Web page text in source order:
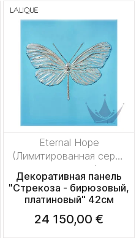
Eternal Hope
(Лимитированная серия
на 50 пред.)
Декоративная панель
"Стрекоза - бирюзовый,
платиновый" 42см
24 150,00 €